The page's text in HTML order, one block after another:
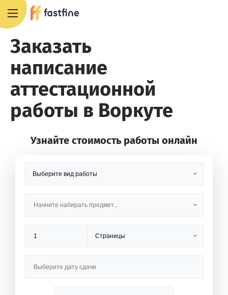
Заказать
написание
аттестационной
работы в Воркуте
Узнайте стоимость работы онлайн